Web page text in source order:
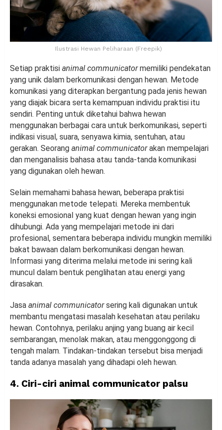
Ilustrasi Hewan Peliharaan (Freepik)
Setiap praktisi animal communicatormemiliki pendekatan
yang unik dalam berkomunikasi dengan hewan. Metode
komunikasi yang diterapkan bergantung pada jenis hewan
yang diajak bicara serta kemampuan individu praktisi itu
sendiri. Penting untuk diketahui bahwa hewan
menggunakan berbagai cara untuk berkomunikasi, seperti
indikasi visual, suara, senyawa kimia, sentuhan, atau
gerakan. Seorang animal communicatorakan mempelajari
dan menganalisis bahasa atau tanda-tanda komunikasi
yang digunakan oleh hewan.
Selain memahami bahasa hewan, beberapa praktisi
menggunakan metode telepati. Mereka membentuk
koneksi emosional yang kuat dengan hewan yang ingin
dihubungi. Ada yang mempelajari metode ini dari
profesional, sementara beberapa individu mungkin memiliki
bakat bawaan dalam berkomunikasi dengan hewan.
Informasi yang diterima melalui metode ini sering kali
muncul dalam bentuk penglihatan atau energi yang
dirasakan.
Jasa animal communicatorsering kali digunakan untuk
membantu mengatasi masalah kesehatan atau perilaku
hewan. Contohnya, perilaku anjing yang buang air kecil
sembarangan, menolak makan, atau menggonggong di
tengah malam. Tindakan-tindakan tersebut bisa menjadi
tanda adanya masalah yang dihadapi oleh hewan.
4. Ciri-ciri animal communicator palsu